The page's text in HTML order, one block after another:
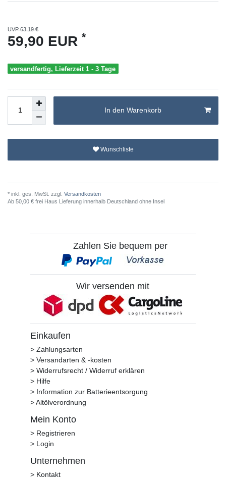
UVP 63,19 €
59,90 EUR *
versandfertig, Lieferzeit 1 - 3 Tage
In den Warenkorb
Wunschliste
* inkl. ges. MwSt. zzgl. Versandkosten
Ab 50,00 € frei Haus Lieferung innerhalb Deutschland ohne Insel
Zahlen Sie bequem per
Wir versenden mit
Einkaufen
> Zahlungsarten
> Versandarten & -kosten
> Widerrufsrecht / Widerruf erklären
> Hilfe
> Information zur Batterieentsorgung
> Altölverordnung
Mein Konto
> Registrieren
> Login
Unternehmen
> Kontakt